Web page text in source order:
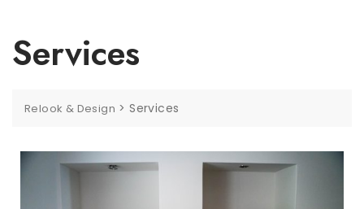
Services
Relook & Design >Services